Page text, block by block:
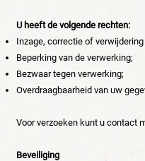
U heeft de volgende rechten:
Inzage, correctie of
Beperking van de verwerking;
Bezwaar tegen verwerking;
Overdraagbaarheid van uw
Voor verzoeken kunt u contact
Beveiliging